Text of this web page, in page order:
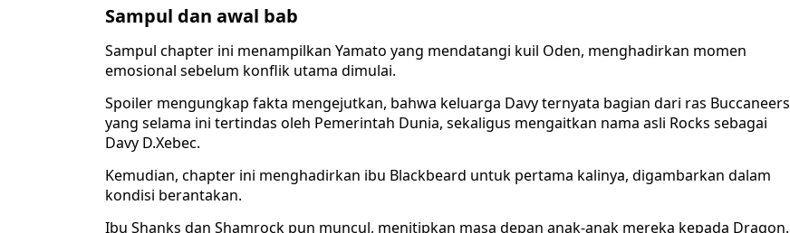
Sampul dan awal bab
Sampul chapter ini menampilkan Yamato yang mendatangi kuil Oden, menghadirkan momen
emosional sebelum konflik utama dimulai.
Spoiler mengungkap fakta mengejutkan, bahwa keluarga Davy ternyata bagian dari ras Buccaneers
yang selama ini tertindas oleh Pemerintah Dunia, sekaligus mengaitkan nama asli Rocks sebagai
Davy D.Xebec.
Kemudian, chapter ini menghadirkan ibu Blackbeard untuk pertama kalinya, digambarkan dalam
kondisi berantakan.
Ibu Shanks dan Shamrock pun muncul, menitipkan masa depan anak-anak mereka kepada Dragon.